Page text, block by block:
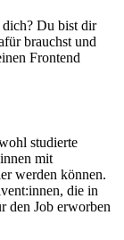
Du bist dir
brauchst und
Frontend
studierte
mit
werden können.
die in
den Job erworben